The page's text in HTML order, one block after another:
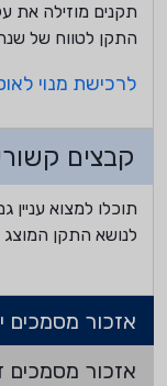
תקנים מוזילה את
התקן לטווח של
לרכישת מנוי
קבצים
תוכלו למצוא
לנושא התקן המוצג
אזכור מסמכים
אזכור מסמכים